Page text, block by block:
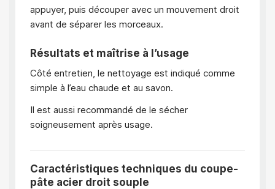
appuyer, puis découper avec un mouvement droit
avant de séparer les morceaux.
Résultats et maîtrise à l’usage
Côté entretien, le nettoyage est indiqué comme
simple à l’eau chaude et au savon.
Il est aussi recommandé de le sécher
soigneusement après usage.
Caractéristiques techniques du coupe-
pâte acier droit souple